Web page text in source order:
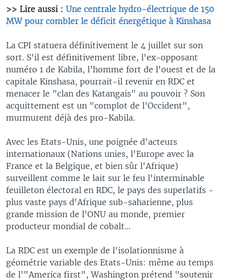
>> Lire aussi : Une centrale hydro-électrique de 150
MW pour combler le déficit énergétique à Kinshasa
La CPI statuera définitivement le 4 juillet sur son
sort. S'il est définitivement libre, l'ex-opposant
numéro 1 de Kabila, l'homme fort de l'ouest et de la
capitale Kinshasa, pourrait-il revenir en RDC et
menacer le "clan des Katangais" au pouvoir ? Son
acquittement est un "complot de l'Occident",
murmurent déjà des pro-Kabila.
Avec les Etats-Unis, une poignée d'acteurs
internationaux (Nations unies, l'Europe avec la
France et la Belgique, et bien sûr l'Afrique)
surveillent comme le lait sur le feu l'interminable
feuilleton électoral en RDC, le pays des superlatifs -
plus vaste pays d'Afrique sub-saharienne, plus
grande mission de l'ONU au monde, premier
producteur mondial de cobalt...
La RDC est un exemple de l'isolationnisme à
géométrie variable des Etats-Unis: même au temps
de l'"America first", Washington prétend "soutenir